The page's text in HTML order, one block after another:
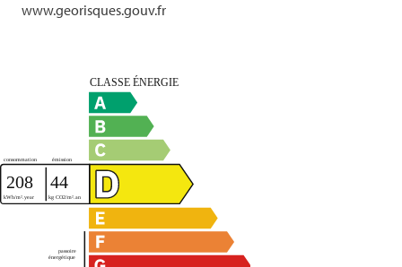
www.georisques.gouv.fr